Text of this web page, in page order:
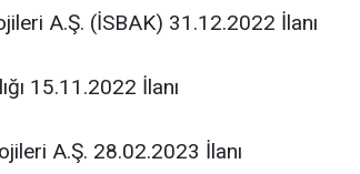
A.Ş. (İSBAK) 31.12.2022 İlanı
15.11.2022 İlanı
A.Ş. 28.02.2023 İlanı